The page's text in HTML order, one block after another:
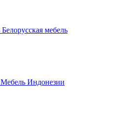
Белорусская мебель
Мебель Индонезии